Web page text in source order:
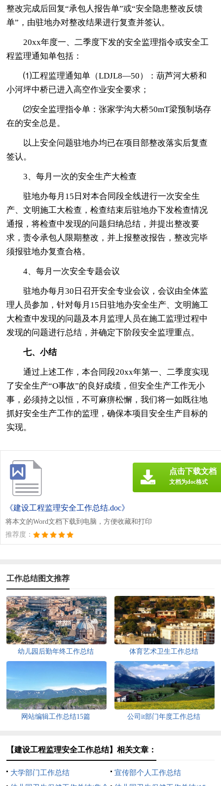
整改完成后回复“承包人报告单”或“安全隐患整改反馈
单”，由驻地办对整改结果进行复查并签认。
20xx年度一、二季度下发的安全监理指令或安全工
程监理通知单包括：
⑴工程监理通知单（LDJL8—50）：葫芦河大桥和
小河坪中桥已进入高空作业安全要求；
⑵安全监理指令单：张家学沟大桥50mT梁预制场存
在的安全总是。
以上安全问题驻地办均已在项目部整改落实后复查
签认。
3、每月一次的安全生产大检查
驻地办每月15日对本合同段全线进行一次安全生
产、文明施工大检查，检查结束后驻地办下发检查情况
通报，将检查中发现的问题归纳总结，并提出整改要
求，责令承包人限期整改，并上报整改报告，整改完毕
须报驻地办复查合格。
4、每月一次安全专题会议
驻地办每月30日召开安全专业会议，会议由全体监
理人员参加，针对每月15日驻地办安全生产、文明施工
大检查中发现的问题及本月监理人员在施工监理过程中
发现的问题进行总结，并确定下阶段安全监理重点。
七、小结
通过上述工作，本合同段20xx年第一、二季度实现
了安全生产“O事故”的良好成绩，但安全生产工作无小
事，必须持之以恒，不可麻痹松懈，我们将一如既往地
抓好安全生产工作的监理，确保本项目安全生产目标的
实现。
《建设工程监理安全工作总结.doc》
将本文的Word文档下载到电脑，方便收藏和打印
推荐度：
点击下载文档
文档为doc格式
工作总结图文推荐
幼儿园后勤年终工作总结 体育艺术卫生工作总结
网站编辑工作总结15篇 公司it部门年度工作总结
【建设工程监理安全工作总结】相关文章：
大学部门工作总结
宣传部个人工作总结